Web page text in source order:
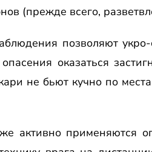
(прежде всего,
позволяют
оказаться
не бьют кучно по
активно применяются